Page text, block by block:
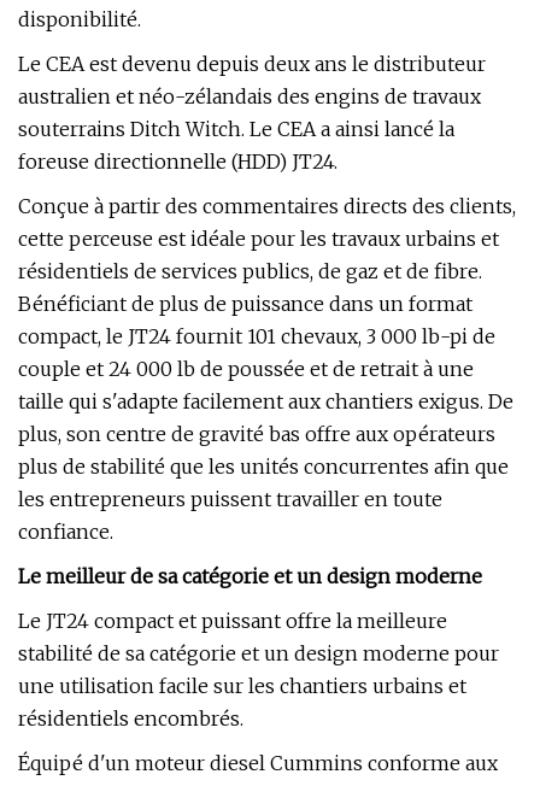
disponibilité.
Le CEA est devenu depuis deux ans le distributeur
australien et néo-zélandais des engins de travaux
souterrains Ditch Witch. Le CEA a ainsi lancé la
foreuse directionnelle (HDD) JT24.
Conçue à partir des commentaires directs des clients,
cette perceuse est idéale pour les travaux urbains et
résidentiels de services publics, de gaz et de fibre.
Bénéficiant de plus de puissance dans un format
compact, le JT24 fournit 101 chevaux, 3 000 lb-pi de
couple et 24 000 lb de poussée et de retrait à une
taille qui s'adapte facilement aux chantiers exigus. De
plus, son centre de gravité bas offre aux opérateurs
plus de stabilité que les unités concurrentes afin que
les entrepreneurs puissent travailler en toute
confiance.
Le meilleur de sa catégorie et un design moderne
Le JT24 compact et puissant offre la meilleure
stabilité de sa catégorie et un design moderne pour
une utilisation facile sur les chantiers urbains et
résidentiels encombrés.
Équipé d'un moteur diesel Cummins conforme aux